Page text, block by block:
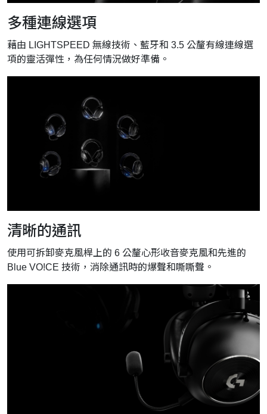
多種連線選項
藉由 LIGHTSPEED 無線技術、藍牙和 3.5 公釐有線連線選
項的靈活彈性，為任何情況做好準備。
清晰的通訊
使用可拆卸麥克風桿上的 6 公釐心形收音麥克風和先進的
Blue VO!CE 技術，消除通訊時的爆聲和嘶嘶聲。